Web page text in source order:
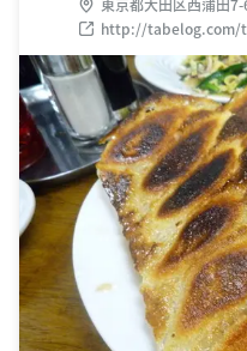
東京都大田区西蒲田
http://tabelog.com/